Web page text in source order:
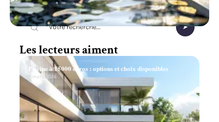
Recherche
Les lecteurs aiment
Piscine à 15000 euros : options et choix disponibles
11 mars 2026